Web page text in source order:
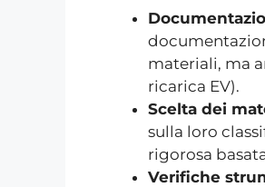
materiali, ma
ricarica EV).
Scelta dei
sulla loro
rigorosa
Verifiche